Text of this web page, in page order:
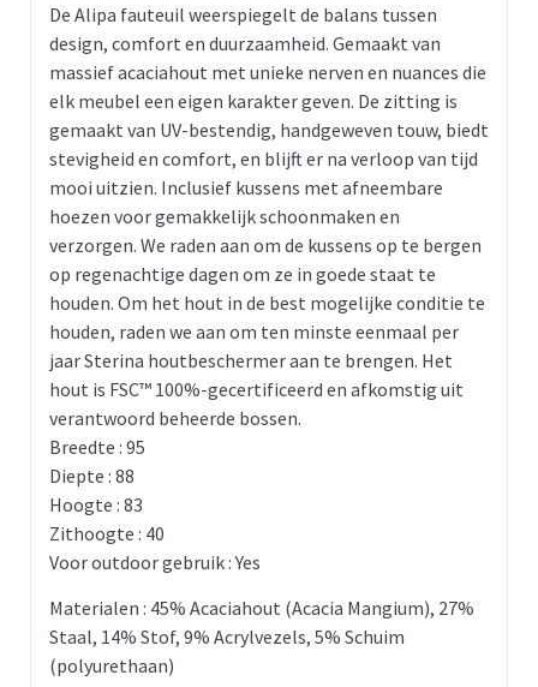
De Alipa fauteuil weerspiegelt de balans tussen
design, comfort en duurzaamheid. Gemaakt van
massief acaciahout met unieke nerven en nuances die
elk meubel een eigen karakter geven. De zitting is
gemaakt van UV-bestendig, handgeweven touw, biedt
stevigheid en comfort, en blijft er na verloop van tijd
mooi uitzien. Inclusief kussens met afneembare
hoezen voor gemakkelijk schoonmaken en
verzorgen. We raden aan om de kussens op te bergen
op regenachtige dagen om ze in goede staat te
houden. Om het hout in de best mogelijke conditie te
houden, raden we aan om ten minste eenmaal per
jaar Sterina houtbeschermer aan te brengen. Het
hout is FSC™ 100%-gecertificeerd en afkomstig uit
verantwoord beheerde bossen.
Breedte : 95
Diepte : 88
Hoogte : 83
Zithoogte : 40
Voor outdoor gebruik : Yes
Materialen : 45% Acaciahout (Acacia Mangium), 27%
Staal, 14% Stof, 9% Acrylvezels, 5% Schuim
(polyurethaan)